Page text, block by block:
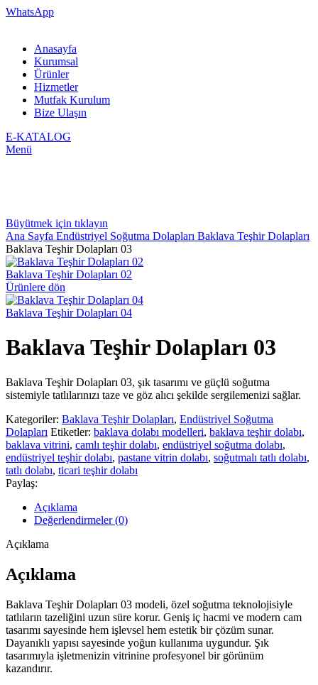
WhatsApp
Anasayfa
Kurumsal
Ürünler
Hizmetler
Mutfak Kurulum
Bize Ulaşın
E-KATALOG
Menü
Büyütmek için tıklayın
Ana Sayfa Endüstriyel Soğutma Dolapları Baklava Teşhir Dolapları
Baklava Teşhir Dolapları 03
Baklava Teşhir Dolapları 02
Ürünlere dön
Baklava Teşhir Dolapları 04
Baklava Teşhir Dolapları 03
Baklava Teşhir Dolapları 03, şık tasarımı ve güçlü soğutma
sistemiyle tatlılarınızı taze ve göz alıcı şekilde sergilemenizi sağlar.
Kategoriler: Baklava Teşhir Dolapları, Endüstriyel Soğutma
Dolapları Etiketler: baklava dolabı modelleri, baklava teşhir dolabı,
baklava vitrini, camlı teşhir dolabı, endüstriyel soğutma dolabı,
endüstriyel teşhir dolabı, pastane vitrin dolabı, soğutmalı tatlı dolabı,
tatlı dolabı, ticari teşhir dolabı
Paylaş:
Açıklama
Değerlendirmeler (0)
Açıklama
Açıklama
Baklava Teşhir Dolapları 03 modeli, özel soğutma teknolojisiyle
tatlıların tazeliğini uzun süre korur. Geniş iç hacmi ve modern cam
tasarımı sayesinde hem işlevsel hem estetik bir çözüm sunar.
Dayanıklı yapısı sayesinde yoğun kullanıma uygundur. Şık
tasarımıyla işletmenizin vitrinine profesyonel bir görünüm
kazandırır.